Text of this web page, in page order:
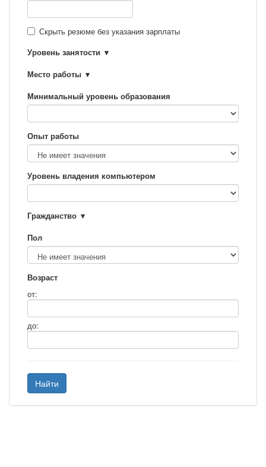
Скрыть резюме без указания зарплаты
Уровень занятости
Место работы
Минимальный уровень образования
Опыт работы
Уровень владения компьютером
Гражданство
Пол
Возраст
от:
до:
Найти